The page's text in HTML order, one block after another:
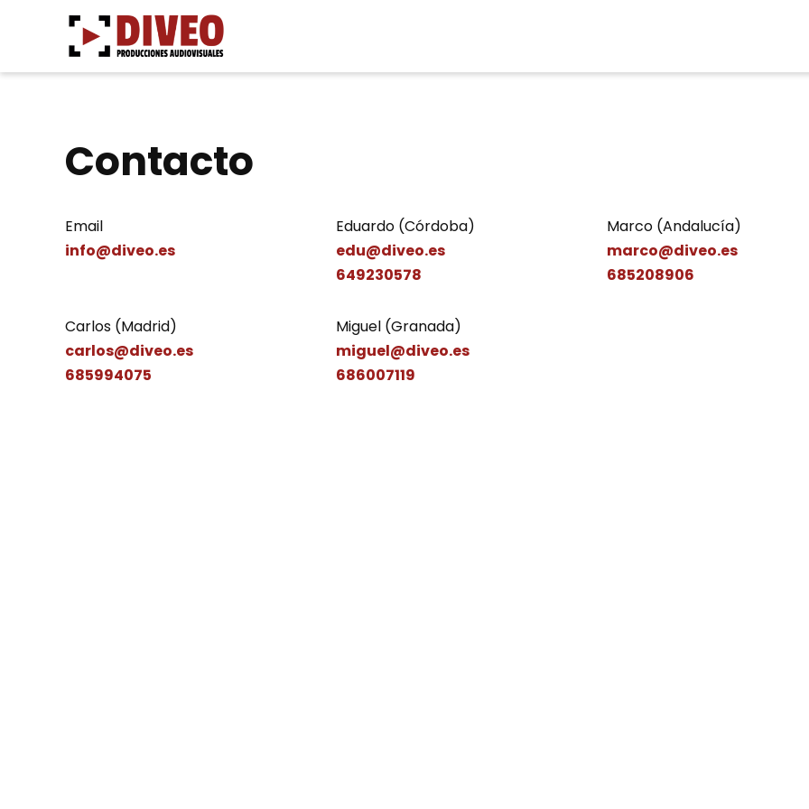
contenido
Contacto
Email
info@diveo.es
Eduardo (Córdoba)
edu@diveo.es
649230578
Marco (Andalucía)
marco@diveo.es
685208906
Carlos (Madrid)
carlos@diveo.es
685994075
Miguel (Granada)
miguel@diveo.es
686007119